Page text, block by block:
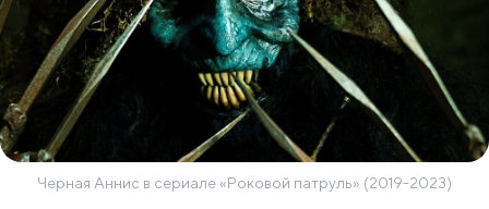
Черная Аннис в сериале «Роковой патруль» (2019-2023)